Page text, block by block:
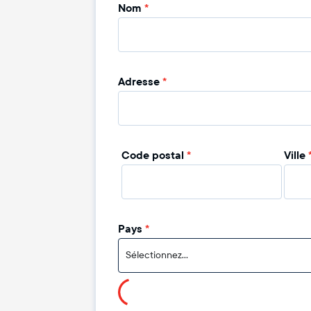
Nom *
Adresse*
Code postal * Ville
Pays *
Sélectionnez...